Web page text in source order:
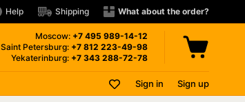
Help Shipping What about the order?
Moscow: +7 495 989-14-12
Saint Petersburg: +7 812 223-49-98
Yekaterinburg: +7 343 288-72-78
Sign in Sign up